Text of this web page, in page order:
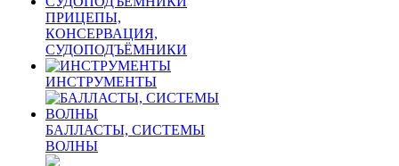
ПРИЦЕПЫ,
КОНСЕРВАЦИЯ,
СУДОПОДЪЁМНИКИ
ИНСТРУМЕНТЫ
БАЛЛАСТЫ, СИСТЕМЫ
ВОЛНЫ